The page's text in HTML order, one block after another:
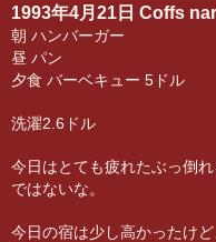
1993年4月21日 Coffs
朝 ハンバーガー
昼 パン
夕食 バーベキュー 5ドル
洗濯2.6ドル
今日はとても疲れたぶっ倒
ではないな。
今日の宿は少し高かったけ